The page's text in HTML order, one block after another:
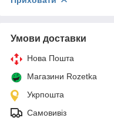
Умови доставки
Нова Пошта
Магазини Rozetka
Укрпошта
Самовивіз